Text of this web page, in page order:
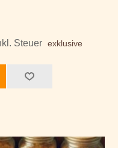
Steuer exklusive